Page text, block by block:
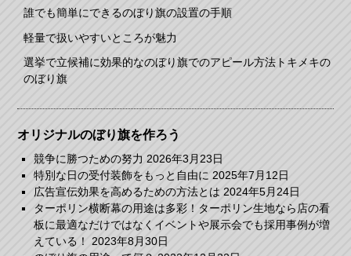
誰でも簡単にできるのぼり旗の設置の手順
軽量で扱いやすいところが魅力
選挙で立候補に効果的なのぼり旗でのアピール方法トキメキの
のぼり旗
オリジナルのぼり旗を作ろう
競争に勝つための努力 2026年3月23日
特別な日の受付装飾をもっと自由に 2025年7月12日
広告宣伝効果を高めるための方法とは 2024年5月24日
ターポリン横断幕の用途は多彩！ターポリン生地なら店の看
板に最適なだけではなくイベントや展示会でも採用事例が増
えている！
2023年8月30日